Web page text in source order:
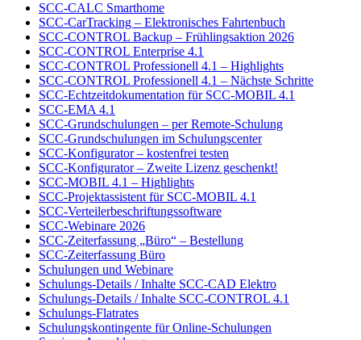
SCC-CALC Smarthome
SCC-CarTracking – Elektronisches Fahrtenbuch
SCC-CONTROL Backup – Frühlingsaktion 2026
SCC-CONTROL Enterprise 4.1
SCC-CONTROL Professionell 4.1 – Highlights
SCC-CONTROL Professionell 4.1 – Nächste Schritte
SCC-Echtzeitdokumentation für SCC-MOBIL 4.1
SCC-EMA 4.1
SCC-Grundschulungen – per Remote-Schulung
SCC-Grundschulungen im Schulungscenter
SCC-Konfigurator – kostenfrei testen
SCC-Konfigurator – Zweite Lizenz geschenkt!
SCC-MOBIL 4.1 – Highlights
SCC-Projektassistent für SCC-MOBIL 4.1
SCC-Verteilerbeschriftungssoftware
SCC-Webinare 2026
SCC-Zeiterfassung „Büro“ – Bestellung
SCC-Zeiterfassung Büro
Schulungen und Webinare
Schulungs-Details / Inhalte SCC-CAD Elektro
Schulungs-Details / Inhalte SCC-CONTROL 4.1
Schulungs-Flatrates
Schulungskontingente für Online-Schulungen